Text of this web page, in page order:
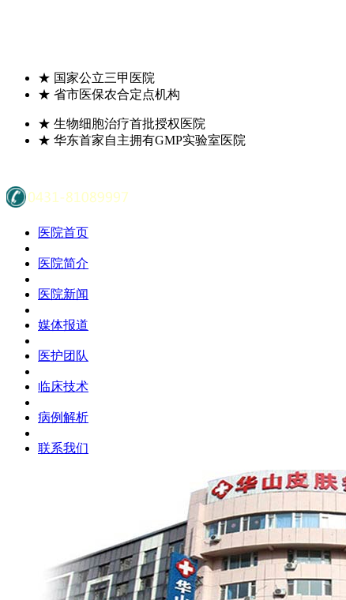
★ 国家公立三甲医院
★ 省市医保农合定点机构
★ 生物细胞治疗首批授权医院
★ 华东首家自主拥有GMP实验室医院
医院首页
医院简介
医院新闻
媒体报道
医护团队
临床技术
病例解析
联系我们